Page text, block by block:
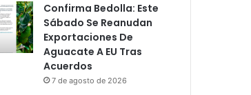
Confirma Bedolla: Este
Sábado Se Reanudan
Exportaciones De
Aguacate A EU Tras
Acuerdos
7 de agosto de 2026